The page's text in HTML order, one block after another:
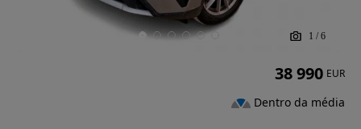
1 / 6
38 990 EUR
Dentro da média